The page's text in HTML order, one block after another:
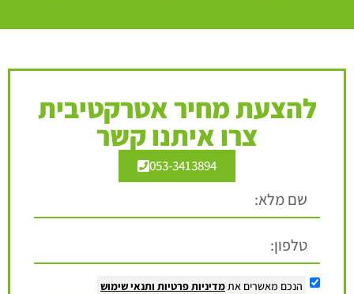
להצעת מחיר אטרקטיבית
צרו איתנו קשר
053-3413894
הנכם מאשרים את מדיניות פרטיות ותנאי שימוש